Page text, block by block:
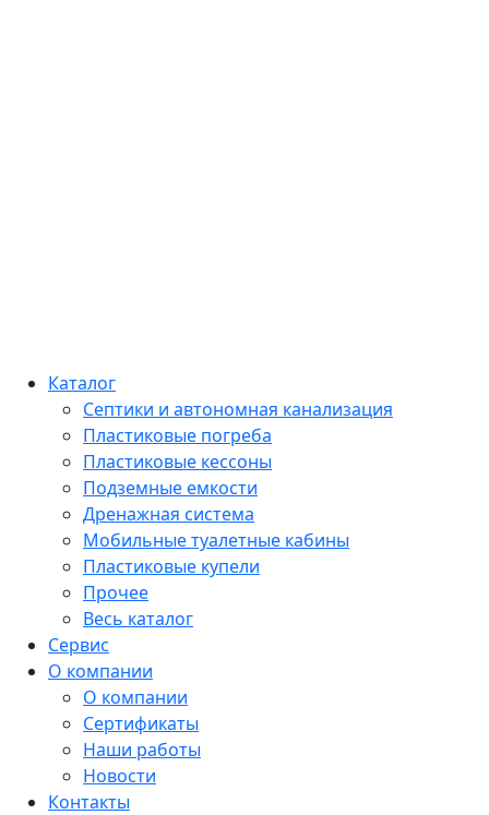
Каталог
Септики и автономная канализация
Пластиковые погреба
Пластиковые кессоны
Подземные емкости
Дренажная система
Мобильные туалетные кабины
Пластиковые купели
Прочее
Весь каталог
Сервис
О компании
О компании
Сертификаты
Наши работы
Новости
Контакты